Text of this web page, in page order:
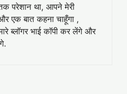
परेशान था, आपने मेरी
एक बात कहना चाहूँगा ,
ब्लॉगर भाई कॉपी कर लेंगे और